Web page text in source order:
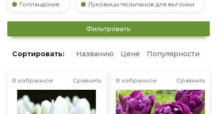
Голландские Луковицы тюльпанов для выгонки
Фильтровать
Сортировать: Названию Цене Популярности
В избранное Сравнить В избранное Сравнить